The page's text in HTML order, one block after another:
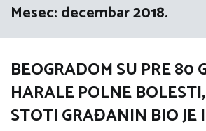
Mesec:decembar 2018.
BEOGRADOM SU PRE 80
HARALE POLNE
STOTI GRAĐANIN BIO JE